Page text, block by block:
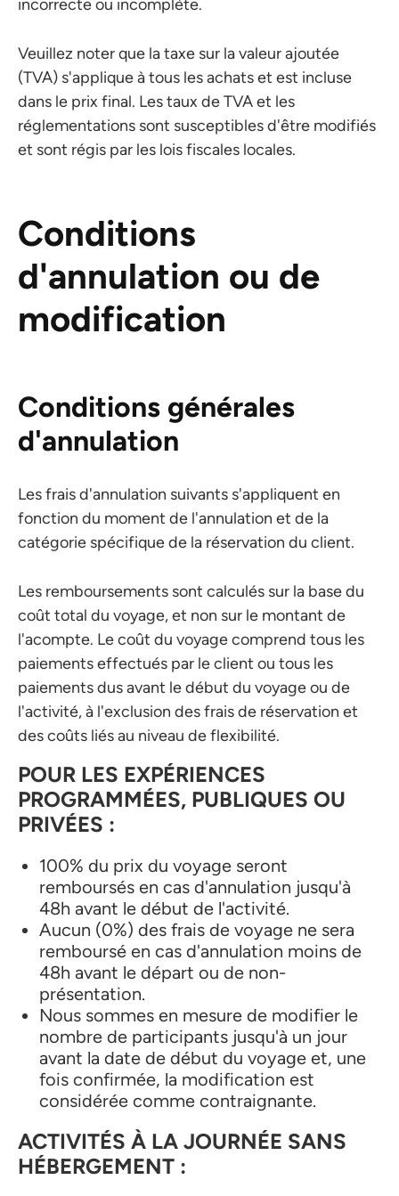
incorrecte ou incomplète.
Veuillez noter que la taxe sur la valeur ajoutée
(TVA) s'applique à tous les achats et est incluse
dans le prix final. Les taux de TVA et les
réglementations sont susceptibles d'être modifiés
et sont régis par les lois fiscales locales.
Conditions
d'annulation ou de
modification
Conditions générales
d'annulation
Les frais d'annulation suivants s'appliquent en
fonction du moment de l'annulation et de la
catégorie spécifique de la réservation du client.
Les remboursements sont calculés sur la base du
coût total du voyage, et non sur le montant de
l'acompte. Le coût du voyage comprend tous les
paiements effectués par le client ou tous les
paiements dus avant le début du voyage ou de
l'activité, à l'exclusion des frais de réservation et
des coûts liés au niveau de flexibilité.
POUR LES EXPÉRIENCES
PROGRAMMÉES, PUBLIQUES OU
PRIVÉES :
100% du prix du voyage seront
remboursés en cas d'annulation jusqu'à
48h avant le début de l'activité.
Aucun (0%) des frais de voyage ne sera
remboursé en cas d'annulation moins de
48h avant le départ ou de non-
présentation.
Nous sommes en mesure de modifier le
nombre de participants jusqu'à un jour
avant la date de début du voyage et, une
fois confirmée, la modification est
considérée comme contraignante.
ACTIVITÉS À LA JOURNÉE SANS
HÉBERGEMENT :